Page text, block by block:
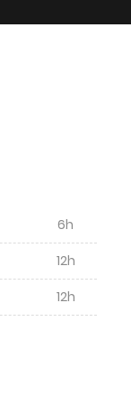
6h
12h
12h